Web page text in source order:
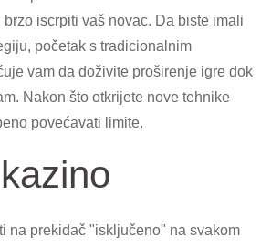
iscrpiti vaš novac. Da biste imali
početak s tradicionalnim
vam da doživite proširenje igre dok
Nakon što otkrijete nove tehnike
povećavati limite.
na prekidač "isključeno" na svakom